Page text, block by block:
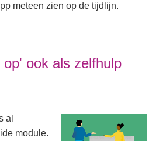
meteen zien op de tijdlijn.
ook als zelfhulp
al
module.